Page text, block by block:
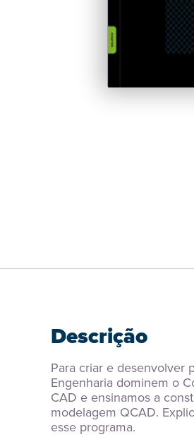
Descrição
Para criar e desenvolver
Engenharia dominem o
CAD e ensinamos a
modelagem QCAD.
esse programa.